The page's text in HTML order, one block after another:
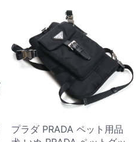
プラダ PRADA ペット用品